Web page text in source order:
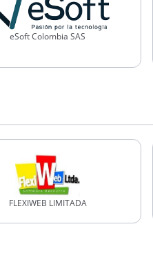
eSoft Colombia SAS
FLEXIWEB LIMITADA